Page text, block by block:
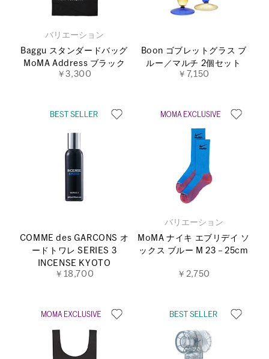
バリエーション
Baggu スタンダードバッグ
MoMA Address ブラック
￥3,300
Boon ゴブレットグラス ブ
ルー／マルチ 2個セット
￥7,150
COMME des GARCONS オ
ードトワレ SERIES 3
INCENSE KYOTO
￥18,700
バリエーション
MoMA ナイキ エブリデイ ソ
ックス ブルー M 23－25cm
￥2,750